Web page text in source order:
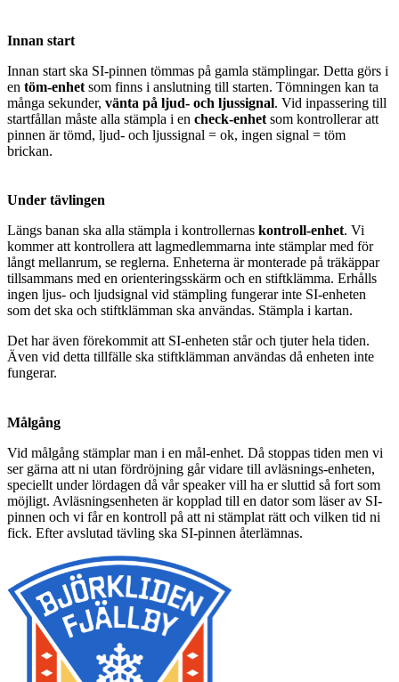
Innan start
Innan start ska SI-pinnen tömmas på gamla stämplingar. Detta görs i
en töm-enhet som finns i anslutning till starten. Tömningen kan ta
många sekunder, vänta på ljud- och ljussignal. Vid inpassering till
startfållan måste alla stämpla i en check-enhet som kontrollerar att
pinnen är tömd, ljud- och ljussignal = ok, ingen signal = töm
brickan.
Under tävlingen
Längs banan ska alla stämpla i kontrollernas kontroll-enhet. Vi
kommer att kontrollera att lagmedlemmarna inte stämplar med för
långt mellanrum, se reglerna. Enheterna är monterade på träkäppar
tillsammans med en orienteringsskärm och en stiftklämma. Erhålls
ingen ljus- och ljudsignal vid stämpling fungerar inte SI-enheten
som det ska och stiftklämman ska användas. Stämpla i kartan.
Det har även förekommit att SI-enheten står och tjuter hela tiden.
Även vid detta tillfälle ska stiftklämman användas då enheten inte
fungerar.
Målgång
Vid målgång stämplar man i en mål-enhet. Då stoppas tiden men vi
ser gärna att ni utan fördröjning går vidare till avläsnings-enheten,
speciellt under lördagen då vår speaker vill ha er sluttid så fort som
möjligt. Avläsningsenheten är kopplad till en dator som läser av SI-
pinnen och vi får en kontroll på att ni stämplat rätt och vilken tid ni
fick. Efter avslutad tävling ska SI-pinnen återlämnas.